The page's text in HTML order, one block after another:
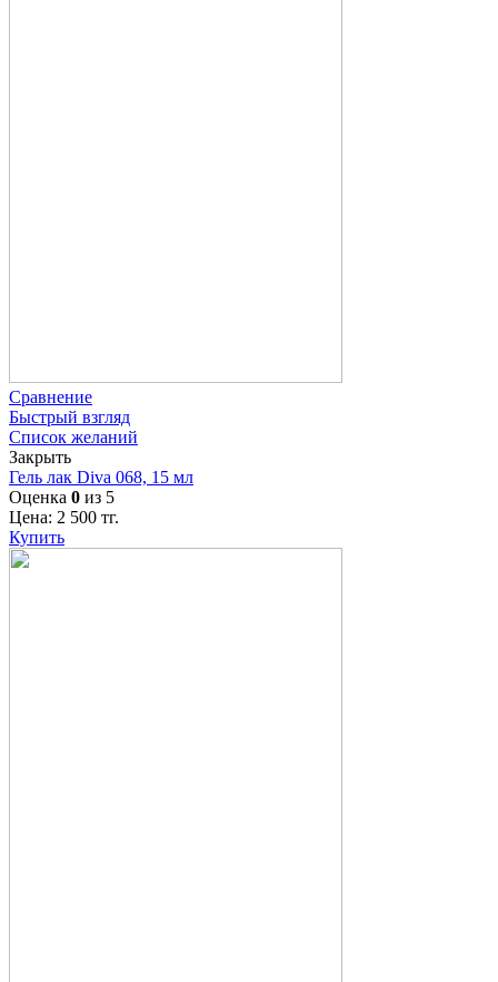
Сравнение
Быстрый взгляд
Список желаний
Закрыть
Гель лак Diva 068, 15 мл
Оценка 0 из 5
Цена: 2 500 тг.
Купить